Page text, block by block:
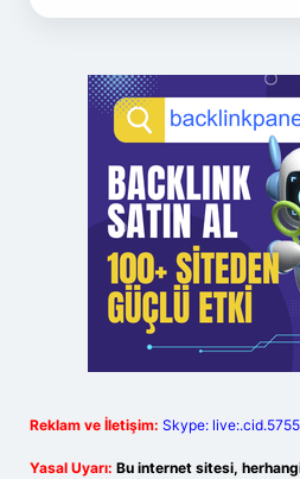
Reklam ve İletişim: Skype:
Yasal Uyarı: Bu internet sitesi,